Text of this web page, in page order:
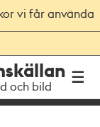
vi får använda
och bild